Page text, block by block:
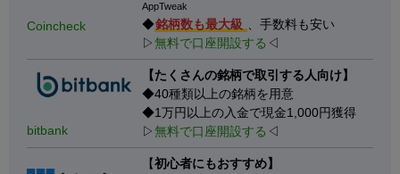
Coincheck
AppTweak
◆銘柄数も最大級 、手数料も安い
▷無料で口座開設する ◁
bitbank
【たくさんの銘柄で取引する人向け】
◆40種類以上の銘柄を用意
◆1万円以上の入金で現金1,000円獲得
▷無料で口座開設する ◁
【初心者にもおすすめ】